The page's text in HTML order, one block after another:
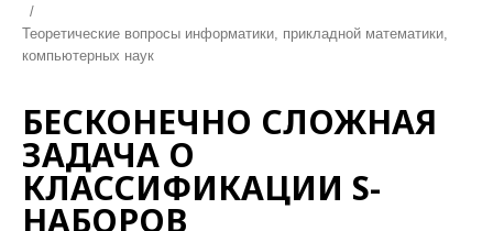
/
Теоретические вопросы информатики, прикладной математики,
компьютерных наук
БЕСКОНЕЧНО СЛОЖНАЯ
ЗАДАЧА О
КЛАССИФИКАЦИИ S-
НАБОРОВ